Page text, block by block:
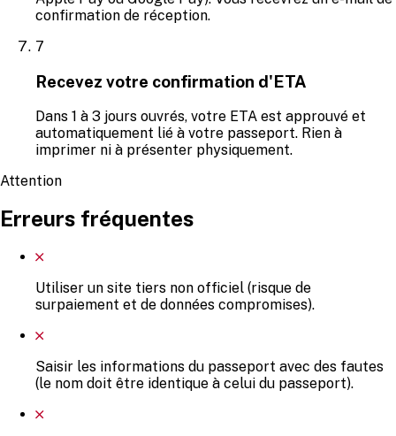
confirmation de réception.
7
Recevez votre confirmation d'ETA
Dans 1 à 3 jours ouvrés, votre ETA est approuvé et
automatiquement lié à votre passeport. Rien à
imprimer ni à présenter physiquement.
Attention
Erreurs fréquentes
Utiliser un site tiers non officiel (risque de
surpaiement et de données compromises).
Saisir les informations du passeport avec des fautes
(le nom doit être identique à celui du passeport).